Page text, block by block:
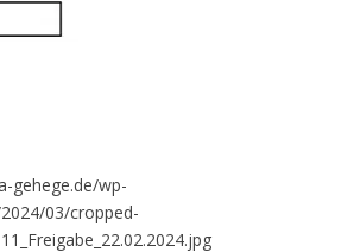
gehege.de/wp-
03/cropped-